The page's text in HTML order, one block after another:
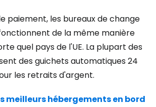
paiement, les bureaux de change
de la même manière
quel pays de l'UE. La plupart des
des guichets automatiques 24
les retraits d'argent.
meilleurs hébergements en bord